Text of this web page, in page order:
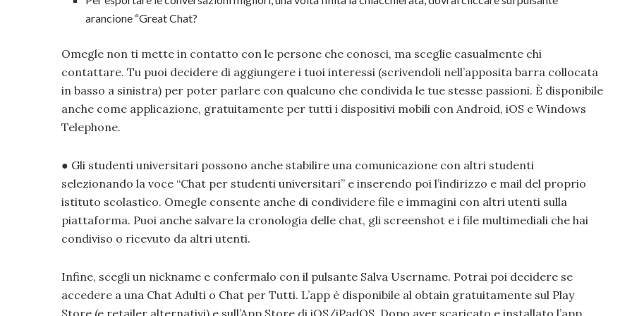
arancione “Great Chat?
Omegle non ti mette in contatto con le persone che conosci, ma sceglie casualmente chi
contattare. Tu puoi decidere di aggiungere i tuoi interessi (scrivendoli nell’apposita barra collocata
in basso a sinistra) per poter parlare con qualcuno che condivida le tue stesse passioni. È disponibile
anche come applicazione, gratuitamente per tutti i dispositivi mobili con Android, iOS e Windows
Telephone.
● Gli studenti universitari possono anche stabilire una comunicazione con altri studenti
selezionando la voce “Chat per studenti universitari” e inserendo poi l’indirizzo e mail del proprio
istituto scolastico. Omegle consente anche di condividere file e immagini con altri utenti sulla
piattaforma. Puoi anche salvare la cronologia delle chat, gli screenshot e i file multimediali che hai
condiviso o ricevuto da altri utenti.
Infine, scegli un nickname e confermalo con il pulsante Salva Username. Potrai poi decidere se
accedere a una Chat Adulti o Chat per Tutti. L’app è disponibile al obtain gratuitamente sul Play